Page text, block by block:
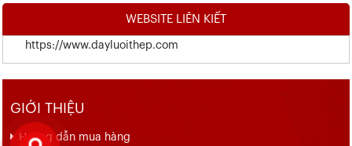
WEBSITE LIÊN KIẾT
https://www.dayluoithep.com
GIỚI THIỆU
Hướng dẫn mua hàng